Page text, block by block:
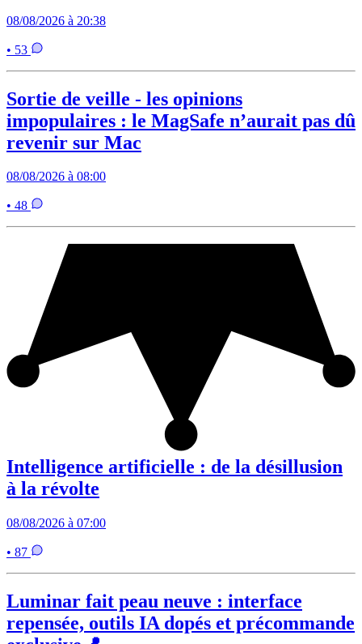
08/08/2026 à 20:38
• 53
Sortie de veille - les opinions
impopulaires : le MagSafe n’aurait pas dû
revenir sur Mac
08/08/2026 à 08:00
• 48
Intelligence artificielle : de la désillusion
à la révolte
08/08/2026 à 07:00
• 87
Luminar fait peau neuve : interface
repensée, outils IA dopés et précommande